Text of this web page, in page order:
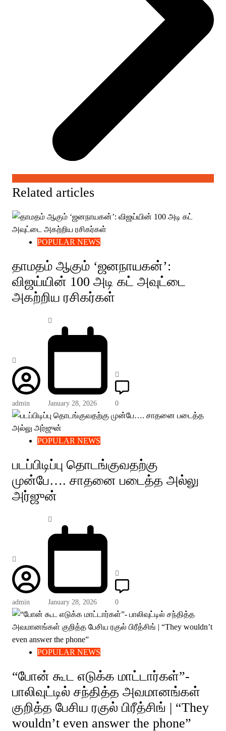
Related articles
POPULAR NEWS
தாமதம் ஆகும் ‘ஜனநாயகன்’:
விஜய்யின் 100 அடி கட் அவுட்டை
அகற்றிய ரசிகர்கள்
admin January 28, 2026 0
POPULAR NEWS
படப்பிடிப்பு தொடங்குவதற்கு
முன்பே…. சாதனை படைத்த அல்லு
அர்ஜுன்
admin January 28, 2026 0
POPULAR NEWS
“போன் கூட எடுக்க மாட்டார்கள்”-
பாலிவுட்டில் சந்தித்த அவமானங்கள்
குறித்த பேசிய ரகுல் பிரீத்சிங் | “They
wouldn’t even answer the phone”